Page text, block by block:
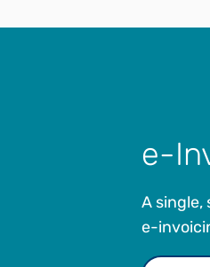
e-
A single,
e-